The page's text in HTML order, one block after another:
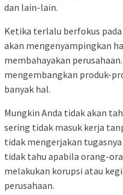
dan lain-lain.
Ketika terlalu berfokus
akan mengenyampingkan
membahayakan
mengembangkan produk-
banyak hal.
Mungkin Anda tidak akan
sering tidak masuk kerja
tidak mengerjakan tugasnya
tidak tahu apabila orang-
melakukan korupsi atau
perusahaan.